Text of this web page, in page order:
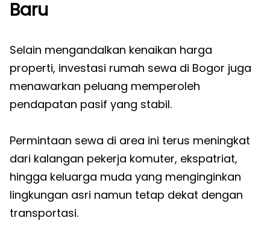
Baru
Selain mengandalkan kenaikan harga
properti, investasi rumah sewa di Bogor juga
menawarkan peluang memperoleh
pendapatan pasif yang stabil.
Permintaan sewa di area ini terus meningkat
dari kalangan pekerja komuter, ekspatriat,
hingga keluarga muda yang menginginkan
lingkungan asri namun tetap dekat dengan
transportasi.